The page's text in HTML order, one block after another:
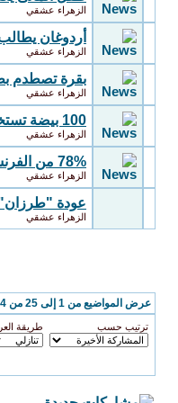
الزهراء عشقي
أردوغان يطالب
الزهراء عشقي
بقرة تصطدم
الزهراء عشقي
100 بيضة تستخدم كسلاح في معركة نسائية
الزهراء عشقي
78% من الفرنسيين ضد السماح بارتداء الحجاب في الجامعات
الزهراء عشقي
عودة "طرزان" بعد
الزهراء عشقي
عرض المواضيع من 1 إلى 25 من 284
ترتيب حسب طريقة